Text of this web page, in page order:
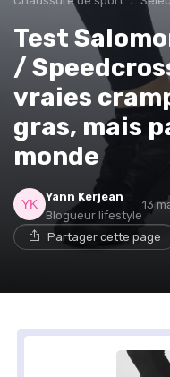
Test
/
vraies
gras, mais
monde
Yann Kerjean
Blogueur lifestyle
13
Partager cette page